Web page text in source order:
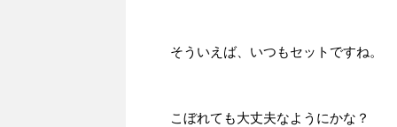
そういえば、いつもセットですね。
こぼれても大丈夫なようにかな？